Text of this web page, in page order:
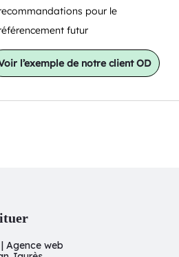
pour le
futur
l’exemple de notre client OD
Agence web